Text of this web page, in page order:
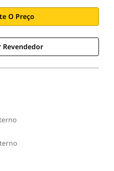
O Preço
Revendedor